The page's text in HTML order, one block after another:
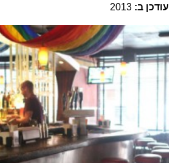
עודכן ב: 2013